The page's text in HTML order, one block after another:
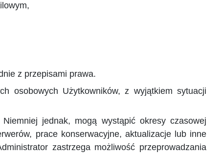
z przepisami prawa.
osobowych Użytkowników, z wyjątkiem sytuacji
jednak, mogą wystąpić okresy czasowej
prace konserwacyjne, aktualizacje lub inne
zastrzega możliwość przeprowadzania